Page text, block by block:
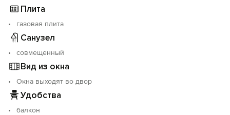
Плита
газовая плита
Санузел
совмещенный
Вид из окна
Окна выходят во двор
Удобства
балкон